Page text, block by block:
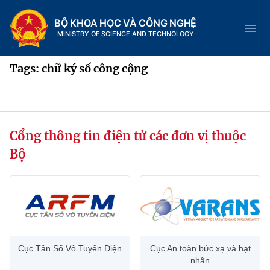
BỘ KHOA HỌC VÀ CÔNG NGHỆ
MINISTRY OF SCIENCE AND TECHNOLOGY
Trang chủ
Chức năng nhiệm vụ
Tin tức sự kiện
Hệ thống văn bản
Tags: chữ ký số công cộng
Cổng thông tin điện tử các đơn vị thuộc
Bộ
Cục Tần Số Vô Tuyến Điện
Cục An toàn bức xạ và hạt
nhân